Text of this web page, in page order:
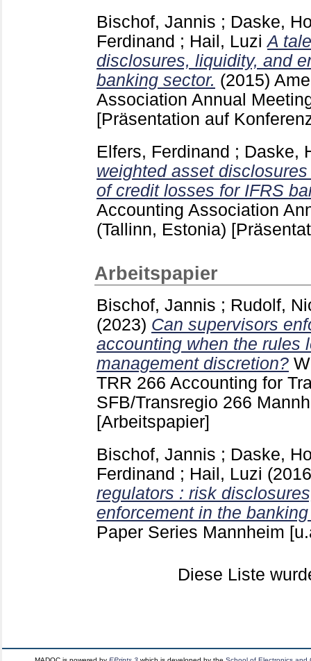
Bischof, Jannis ; Daske,
Ferdinand ; Hail, Luzi A
disclosures, liquidity, and
banking sector. (2015)
Association Annual
[Präsentation auf
Elfers, Ferdinand ; Daske,
weighted asset
of credit losses for IFRS
Accounting Association
(Tallinn, Estonia)
Arbeitspapier
Bischof, Jannis ; Rudolf,
(2023) Can supervisors
accounting when the rules
management discretion?
TRR 266 Accounting for
SFB/Transregio 266
[Arbeitspapier]
Bischof, Jannis ; Daske,
Ferdinand ; Hail, Luzi
regulators : risk
enforcement in the
Paper Series Mannheim
Diese Liste